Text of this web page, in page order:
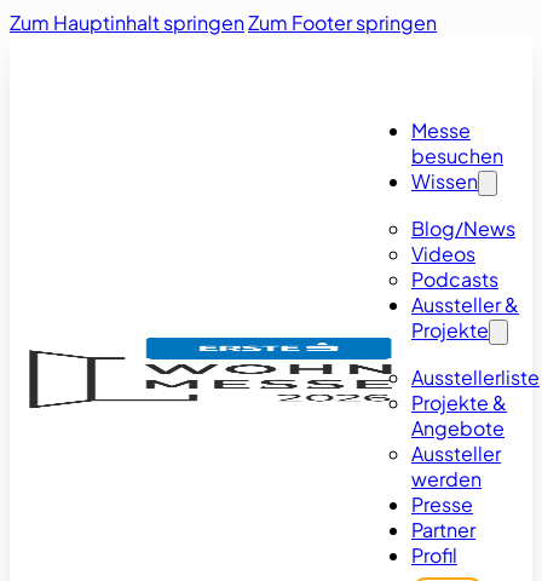
Zum Hauptinhalt springenZum Footer springen
Messe
besuchen
Wissen
Blog/News
Videos
Podcasts
Aussteller &
Projekte
Ausstellerliste
Projekte &
Angebote
Aussteller
werden
Presse
Partner
Profil